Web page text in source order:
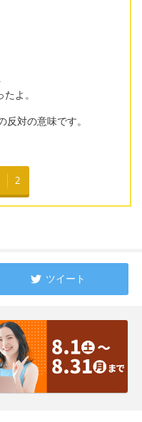
よ。
対の意味です。
2
ツイート